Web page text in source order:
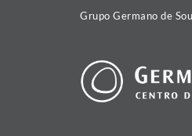
Grupo Germano de